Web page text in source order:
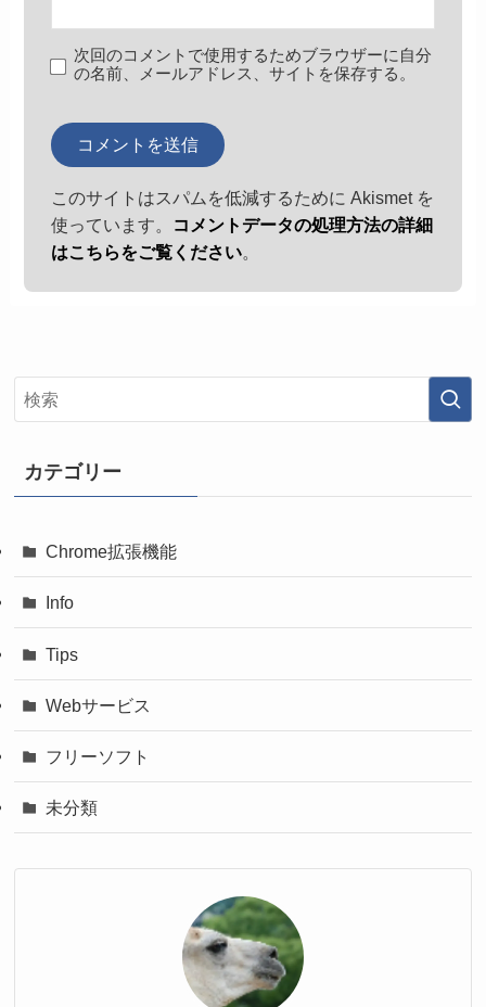
次回のコメントで使用するためブラウザーに自分
の名前、メールアドレス、サイトを保存する。
このサイトはスパムを低減するために Akismet を
使っています。
コメントデータの処理方法の詳細
はこちらをご覧ください。
カテゴリー
Chrome拡張機能
Info
Tips
Webサービス
フリーソフト
未分類